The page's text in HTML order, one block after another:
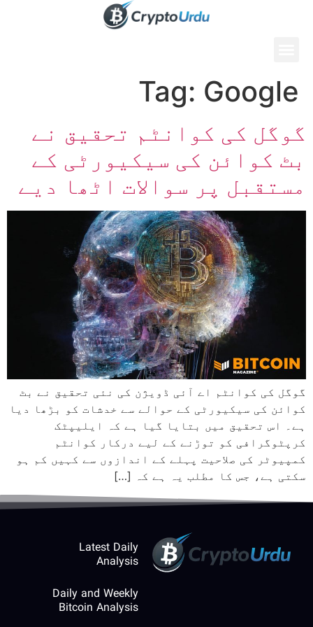
Tag: Google
گوگل کی کوانٹم تحقیق نے
بٹ کوائن کی سیکیورٹی کے
مستقبل پر سوالات اٹھا دیے
گوگل کی کوانٹم اے آئی ڈویژن کی نئی تحقیق نے بٹ
کوائن کی سیکیورٹی کے حوالے سے خدشات کو بڑھا دیا
ہے۔ اس تحقیق میں بتایا گیا ہے کہ ایلیپٹک
کرپٹوگرافی کو توڑنے کے لیے درکار کوانٹم
کمپیوٹر کی صلاحیت پہلے کے اندازوں سے کہیں کم ہو
سکتی ہے، جس کا مطلب یہ ہے کہ […]
Latest Daily
Analysis
Daily and Weekly
Bitcoin Analysis